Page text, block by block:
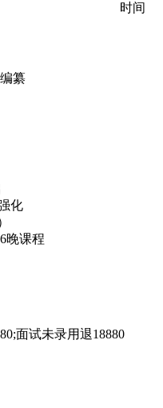
时间
纂
化
晚课程
面试未录用退18880